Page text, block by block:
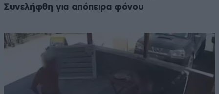
Συνελήφθη για απόπειρα φόνου